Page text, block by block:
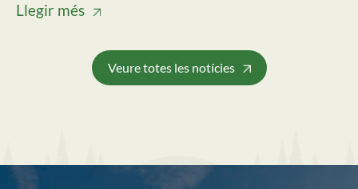
Llegir més
Veure totes les notícies